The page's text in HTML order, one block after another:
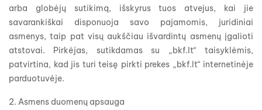
arba globėjų sutikimą, išskyrus tuos atvejus, kai jie
savarankiškai disponuoja savo pajamomis, juridiniai
asmenys, taip pat visų aukščiau išvardintų asmenų įgalioti
atstovai. Pirkėjas, sutikdamas su „bkf.lt“ taisyklėmis,
patvirtina, kad jis turi teisę pirkti prekes „bkf.lt“ internetinėje
parduotuvėje.
2. Asmens duomenų apsauga